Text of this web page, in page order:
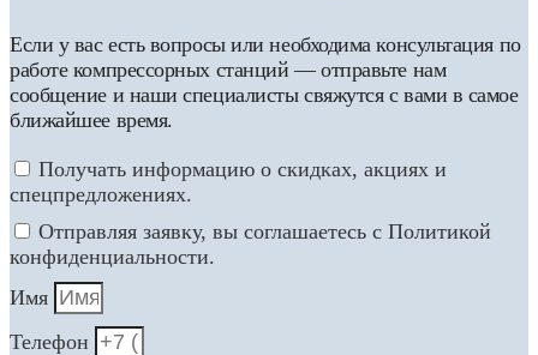
Если у вас есть вопросы или необходима консультация по
работе компрессорных станций — отправьте нам
сообщение и наши специалисты свяжутся с вами в самое
ближайшее время.
Получать информацию о скидках, акциях и
спецпредложениях.
Отправляя заявку, вы соглашаетесь с Политикой
конфиденциальности.
Имя
Телефон